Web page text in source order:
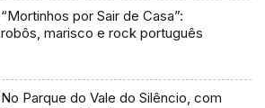
“Mortinhos por Sair de Casa”:
robôs, marisco e rock português
No Parque do Vale do Silêncio, com